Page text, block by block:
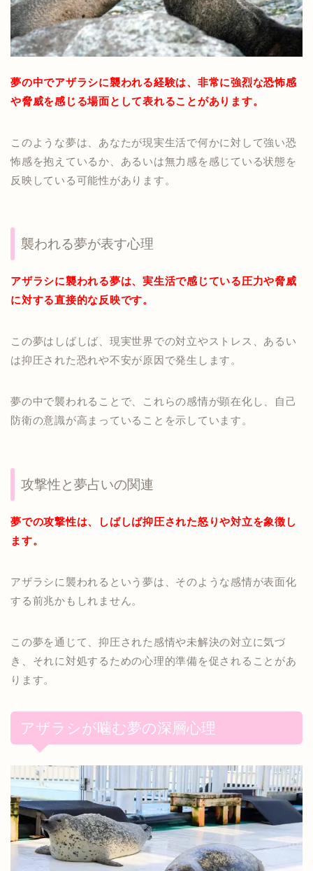
夢の中でアザラシに襲われる経験は、非常に強烈な恐怖感
や脅威を感じる場面として表れることがあります。
このような夢は、あなたが現実生活で何かに対して強い恐
怖感を抱えているか、あるいは無力感を感じている状態を
反映している可能性があります。
襲われる夢が表す心理
アザラシに襲われる夢は、実生活で感じている圧力や脅威
に対する直接的な反映です。
この夢はしばしば、現実世界での対立やストレス、あるい
は抑圧された恐れや不安が原因で発生します。
夢の中で襲われることで、これらの感情が顕在化し、自己
防衛の意識が高まっていることを示しています。
攻撃性と夢占いの関連
夢での攻撃性は、しばしば抑圧された怒りや対立を象徴し
ます。
アザラシに襲われるという夢は、そのような感情が表面化
する前兆かもしれません。
この夢を通じて、抑圧された感情や未解決の対立に気づ
き、それに対処するための心理的準備を促されることがあ
ります。
アザラシが噛む夢の深層心理